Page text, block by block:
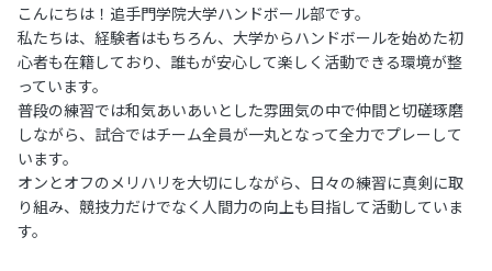
こんにちは！追手門学院大学ハンドボール部です。
私たちは、経験者はもちろん、大学からハンドボールを始めた初
心者も在籍しており、誰もが安心して楽しく活動できる環境が整
っています。
普段の練習では和気あいあいとした雰囲気の中で仲間と切磋琢磨
しながら、試合ではチーム全員が一丸となって全力でプレーして
います。
オンとオフのメリハリを大切にしながら、日々の練習に真剣に取
り組み、競技力だけでなく人間力の向上も目指して活動していま
す。